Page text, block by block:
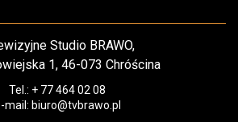
Studio BRAWO,
1, 46-073 Chróścina
Tel.: + 77 464 02 08
mail: biuro@tvbrawo.pl